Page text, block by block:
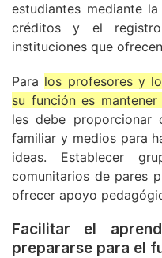
estudiantes mediante
créditos y el
instituciones que
Para los profesores y
su función es
les debe proporcionar
familiar y medios para
ideas. Establecer
comunitarios de pares
ofrecer apoyo
Facilitar el
prepararse para el